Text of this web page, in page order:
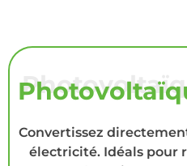
Convertissez
électricité. Idéals pour